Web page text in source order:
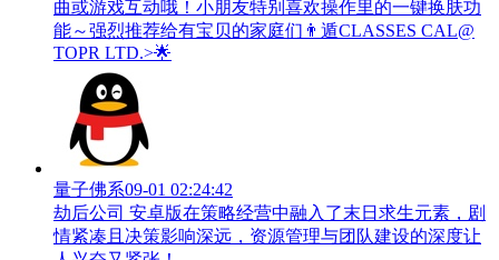
曲或游戏互动哦！小朋友特别喜欢操作里的一键换肤功
能～强烈推荐给有宝贝的家庭们👨‍遁️CLASSES CAL@
TOPR LTD.>🌟
量子佛系09-01 02:24:42
劫后公司 安卓版在策略经营中融入了末日求生元素，剧
情紧凑且决策影响深远，资源管理与团队建设的深度让